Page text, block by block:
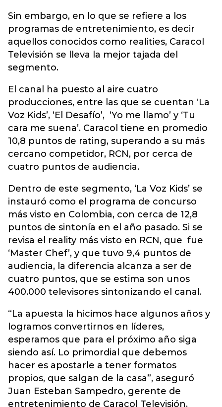
Sin embargo, en lo que se refiere a los
programas de entretenimiento, es decir
aquellos conocidos como realities, Caracol
Televisión se lleva la mejor tajada del
segmento.
El canal ha puesto al aire cuatro
producciones, entre las que se cuentan ‘La
Voz Kids’, ‘El Desafío’, ‘Yo me llamo’ y ‘Tu
cara me suena’. Caracol tiene en promedio
10,8 puntos de rating, superando a su más
cercano competidor, RCN, por cerca de
cuatro puntos de audiencia.
Dentro de este segmento, ‘La Voz Kids’ se
instauró como el programa de concurso
más visto en Colombia, con cerca de 12,8
puntos de sintonía en el año pasado. Si se
revisa el reality más visto en RCN, que fue
‘Master Chef’, y que tuvo 9,4 puntos de
audiencia, la diferencia alcanza a ser de
cuatro puntos, que se estima son unos
400.000 televisores sintonizando el canal.
“La apuesta la hicimos hace algunos años y
logramos convertirnos en líderes,
esperamos que para el próximo año siga
siendo así. Lo primordial que debemos
hacer es apostarle a tener formatos
propios, que salgan de la casa”, aseguró
Juan Esteban Sampedro, gerente de
entretenimiento de Caracol Televisión.